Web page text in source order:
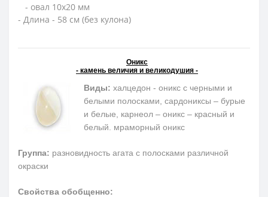
- овал 10х20 мм
- Длина - 58 см (без кулона)
Оникс
- камень величия и великодушия -
Виды: халцедон - оникс с черными и
белыми полосками, сардониксы – бурые
и белые, карнеол – оникс – красный и
белый. мраморный оникс
Группа: разновидность агата с полосками различной
окраски
Свойства обобщенно: